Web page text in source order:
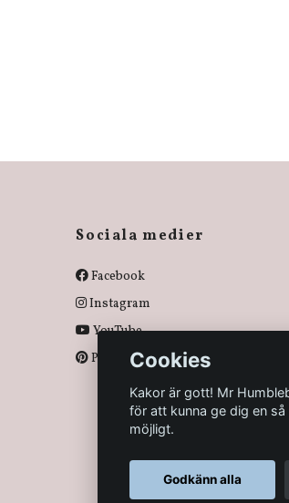
Sociala medier
Facebook
Instagram
YouTube
PinterestCookies
Kakor är gott! Mr
för att kunna ge dig en
möjligt.
Godkänn alla